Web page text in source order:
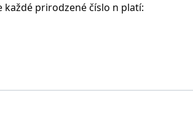
prirodzené číslo n platí: